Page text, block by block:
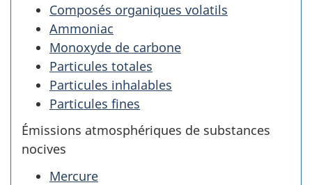
Composés organiques volatils
Ammoniac
Monoxyde de carbone
Particules totales
Particules inhalables
Particules fines
Émissions atmosphériques de substances
nocives
Mercure